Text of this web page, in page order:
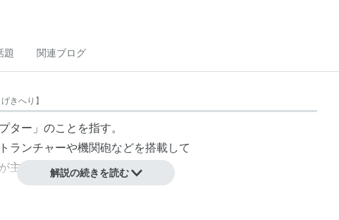
題 関連ブログ
きへり 】
ター」のことを指す。
ランチャーや機関砲などを搭載して
主任務となる。解説の続きを読む